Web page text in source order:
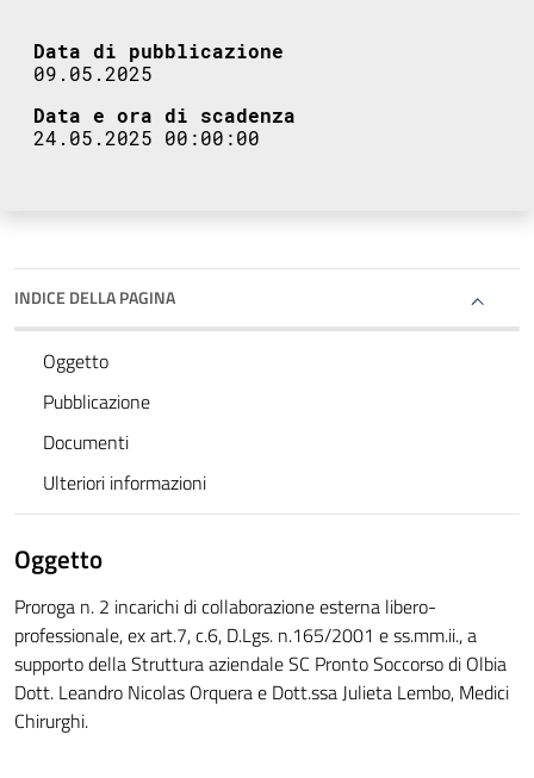
Data di pubblicazione
09.05.2025
Data e ora di scadenza
24.05.2025 00:00:00
INDICE DELLA PAGINA
Oggetto
Pubblicazione
Documenti
Ulteriori informazioni
Oggetto
Proroga n. 2 incarichi di collaborazione esterna libero-
professionale, ex art.7, c.6, D.Lgs. n.165/2001 e ss.mm.ii., a
supporto della Struttura aziendale SC Pronto Soccorso di Olbia
Dott. Leandro Nicolas Orquera e Dott.ssa Julieta Lembo, Medici
Chirurghi.